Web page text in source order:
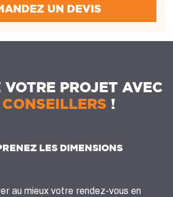
UN DEVIS
PROJET AVEC
!
LES DIMENSIONS
au mieux votre rendez-vous en